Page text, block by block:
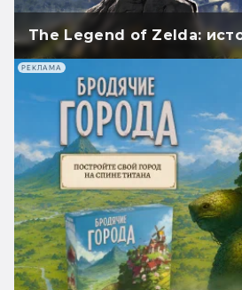
The Legend of Zelda:
РЕКЛАМА